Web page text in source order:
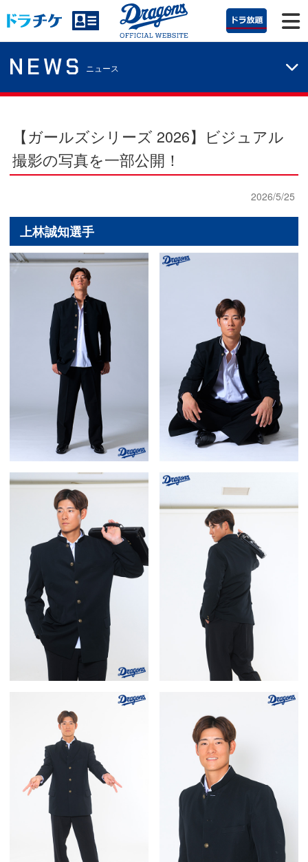
NEWS ニュース
【ガールズシリーズ 2026】ビジュアル
撮影の写真を一部公開！
2026/5/25
上林誠知選手